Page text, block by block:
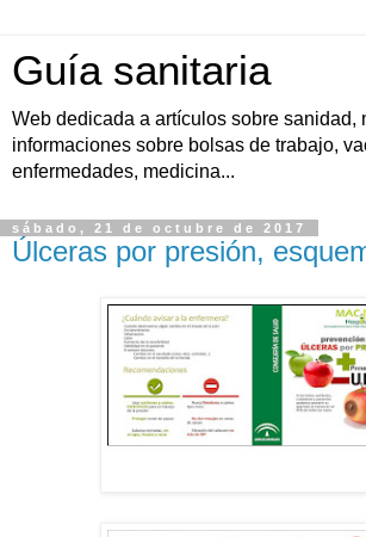
Guía sanitaria
Web dedicada a artículos sobre sanidad,
informaciones sobre bolsas de trabajo,
enfermedades, medicina...
sábado, 21 de octubre de 2017
Úlceras por presión,